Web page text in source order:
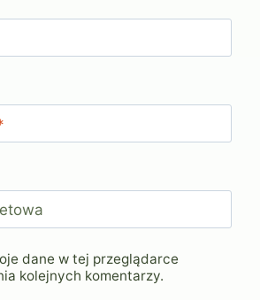
dane w tej przeglądarce
kolejnych komentarzy.